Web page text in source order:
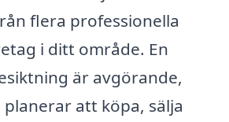
flera professionella
i ditt område. En
är avgörande,
att köpa, sälja